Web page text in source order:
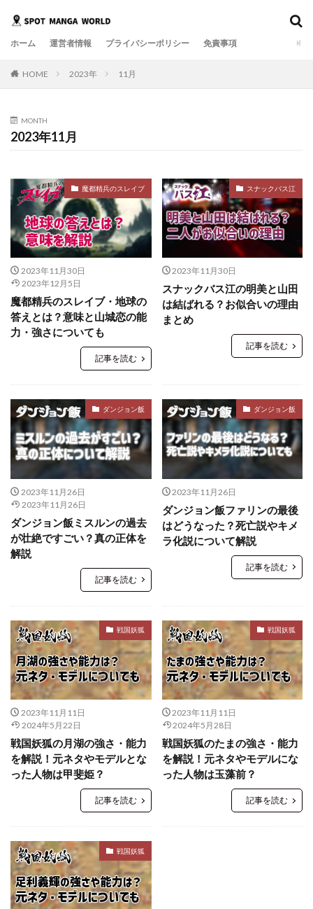
ホーム 運営者情報 プライバシーポリシー 免責事項
HOME 2023年 11月
MONTH
2023年11月
魔都精兵のスレイブ
2023年11月30日
2023年12月5日
魔都精兵のスレイブ・地球の
答えとは？意味と山城恋の能
力・強さについても
記事を読む
スナックバス江
2023年11月30日
スナックバス江の明美と山田
は結ばれる？お似合いの理由
まとめ
記事を読む
ダンジョン飯
2023年11月26日
2023年11月26日
ダンジョン飯ミスルンの過去
が壮絶ですごい？真の正体を
解説
記事を読む
ダンジョン飯
2023年11月26日
ダンジョン飯ファリンの最後
はどうなった？死亡説やキメ
ラ化説について解説
記事を読む
戦国妖狐
2023年11月11日
2024年5月22日
戦国妖狐の月湖の強さ・能力
を解説！元ネタやモデルとな
った人物は甲斐姫？
記事を読む
戦国妖狐
2023年11月11日
2024年5月28日
戦国妖狐のたまの強さ・能力
を解説！元ネタやモデルにな
った人物は玉藻前？
記事を読む
戦国妖狐